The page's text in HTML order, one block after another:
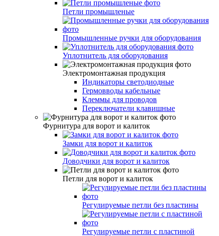
Петли промышленые
Промышленные ручки для оборудования
Уплотнитель для оборудования
Электромонтажная продукция
Индикаторы светодиодные
Гермовводы кабельные
Клеммы для проводов
Переключатели клавишные
Фурнитура для ворот и калиток
Замки для ворот и калиток
Доводчики для ворот и калиток
Петли для ворот и калиток
Регулируемые петли без пластины
Регулируемые петли с пластиной